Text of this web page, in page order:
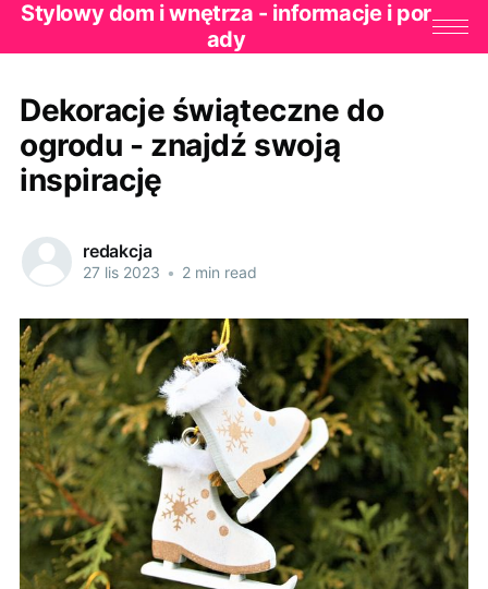
Stylowy dom i wnętrza - informacje i por
ady
Dekoracje świąteczne do
ogrodu - znajdź swoją
inspirację
redakcja
27 lis 2023 • 2 min read